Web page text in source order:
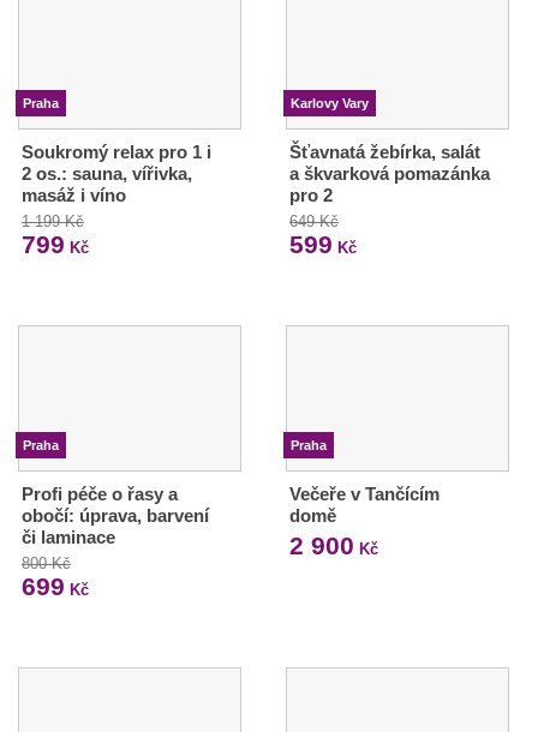
Praha
Soukromý relax pro 1 i
2 os.: sauna, vířivka,
masáž i víno
1 199 Kč
799 Kč
Karlovy Vary
Šťavnatá žebírka, salát
a škvarková pomazánka
pro 2
649 Kč
599 Kč
Praha
Profi péče o řasy a
obočí: úprava, barvení
či laminace
800 Kč
699 Kč
Praha
Večeře v Tančícím
domě
2 900 Kč